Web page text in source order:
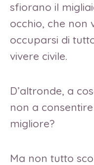
sfiorano il
occhio, che non
occuparsi di
vivere civile.
D’altronde, a
non a
migliore?
Ma non tutto